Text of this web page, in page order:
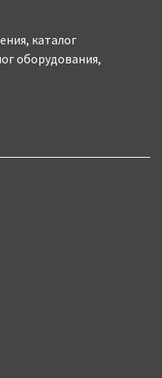
каталог
оборудования,